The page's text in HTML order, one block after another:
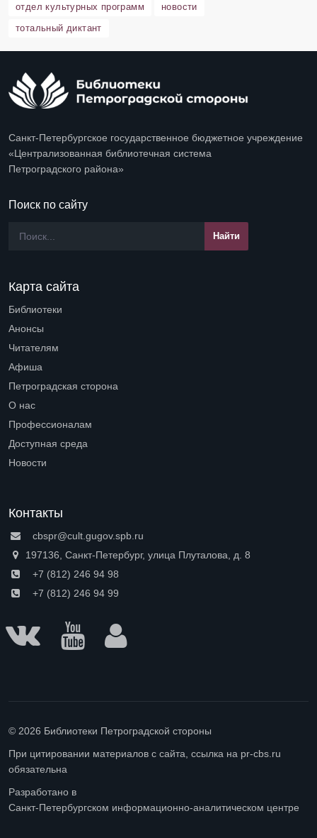
отдел культурных программ
новости
тотальный диктант
Санкт-Петербургское государственное бюджетное учреждение
«Централизованная библиотечная система
Петроградского района»
Поиск по сайту
Карта сайта
Библиотеки
Анонсы
Читателям
Афиша
Петроградская сторона
О нас
Профессионалам
Доступная среда
Новости
Контакты
cbspr@cult.gugov.spb.ru
197136, Санкт-Петербург, улица Плуталова, д. 8
+7 (812) 246 94 98
+7 (812) 246 94 99
© 2026 Библиотеки Петроградской стороны
При цитировании материалов с сайта, ссылка на pr-cbs.ru
обязательна
Разработано в
Санкт-Петербургском информационно-аналитическом центре